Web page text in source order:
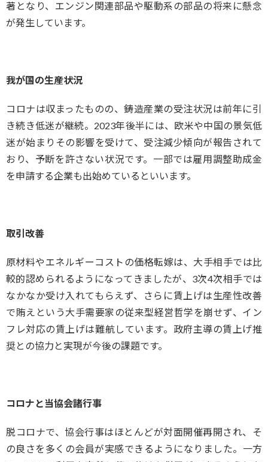
著となり、エンジン関連部品や駆動系の部品の将来に懸念
が発生しています。
我が国の生産状況
コロナは収まったものの、鋳造産業の受注状況は前年に引
き続き低迷が継続。2023年後半には、欧米や中国の景気低
迷が始まりその影響を受けて、受注減少傾向が報告されて
おり、予断を許さない状況です。一部では雇用調整助成金
を申請する企業も出始めているといいます。
取引改善
原材料やエネルギーコストの価格転嫁は、大手相手では比
較的認められるようになってきましたが、3次4次相手では
なかなか受け入れてもらえず、さらに賃上げは生産性改善
で賄えという大手需要家の従来型経営哲学を崩せず、イン
フレ対応の賃上げは難航しています。政府主導の賃上げ推
奨との協力と実現が今後の課題です。
コロナと当協会諸行事
脱コロナで、協会行事はほとんどが対面開催再開され、そ
の良さを多くの会員が実感できるようになりました。一方